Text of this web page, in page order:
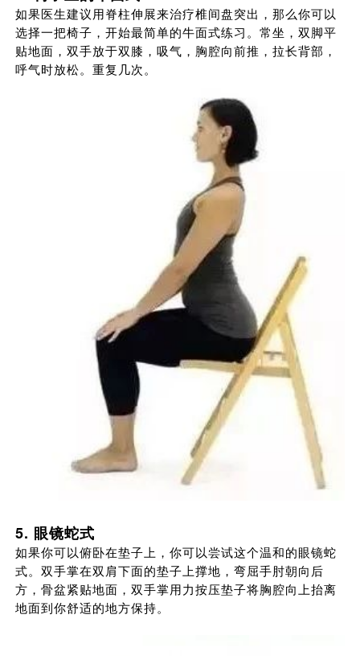
如果医生建议用脊柱伸展来治疗椎间盘突出，那么你可以
选择一把椅子，开始最简单的牛面式练习。常坐，双脚平
贴地面，双手放于双膝，吸气，胸腔向前推，拉长背部，
呼气时放松。重复几次。
5. 眼镜蛇式
如果你可以俯卧在垫子上，你可以尝试这个温和的眼镜蛇
式。双手掌在双肩下面的垫子上撑地，弯屈手肘朝向后
方，骨盆紧贴地面，双手掌用力按压垫子将胸腔向上抬离
地面到你舒适的地方保持。